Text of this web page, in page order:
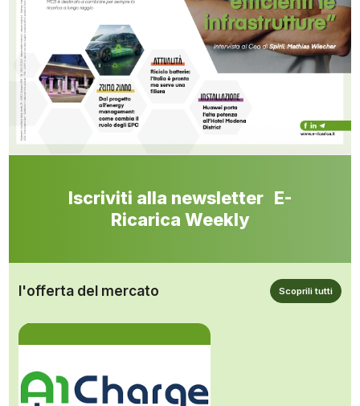
Iscriviti alla newsletter E-
Ricarica Weekly
l'offerta del mercato Scoprili tutti